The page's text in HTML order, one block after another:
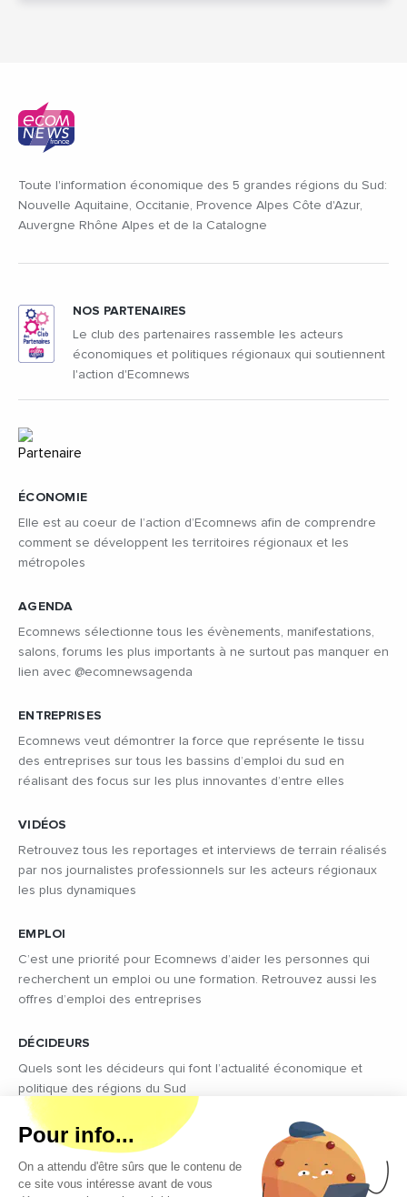
Toute l'information économique des 5 grandes régions du Sud:
Nouvelle Aquitaine, Occitanie, Provence Alpes Côte d'Azur,
Auvergne Rhône Alpes et de la Catalogne
ÉCONOMIE
Elle est au coeur de l’action d’Ecomnews afin de comprendre
comment se développent les territoires régionaux et les
métropoles
AGENDA
Ecomnews sélectionne tous les évènements, manifestations,
salons, forums les plus importants à ne surtout pas manquer en
lien avec @ecomnewsagenda
ENTREPRISES
Ecomnews veut démontrer la force que représente le tissu
des entreprises sur tous les bassins d’emploi du sud en
réalisant des focus sur les plus innovantes d’entre elles
VIDÉOS
Retrouvez tous les reportages et interviews de terrain réalisés
par nos journalistes professionnels sur les acteurs régionaux
les plus dynamiques
EMPLOI
C’est une priorité pour Ecomnews d’aider les personnes qui
recherchent un emploi ou une formation. Retrouvez aussi les
offres d’emploi des entreprises
DÉCIDEURS
Quels sont les décideurs qui font l’actualité économique et
politique des régions du Sud
NOS PARTENAIRES
Le club des partenaires rassemble les acteurs
économiques et politiques régionaux qui soutiennent
l'action d'Ecomnews